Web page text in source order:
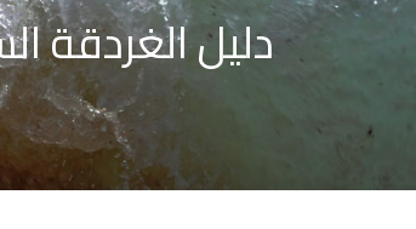
دليل الغردقة